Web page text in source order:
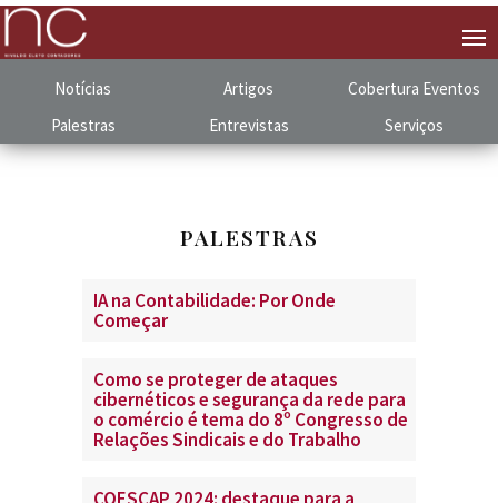
Notícias Artigos Cobertura Eventos
Palestras
Entrevistas Serviços
PALESTRAS
IA na Contabilidade: Por Onde
Começar
Como se proteger de ataques
cibernéticos e segurança da rede para
o comércio é tema do 8º Congresso de
Relações Sindicais e do Trabalho